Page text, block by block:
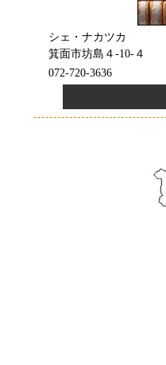
シェ・ナカツカ
箕面市坊島４-10-４
072-720-3636